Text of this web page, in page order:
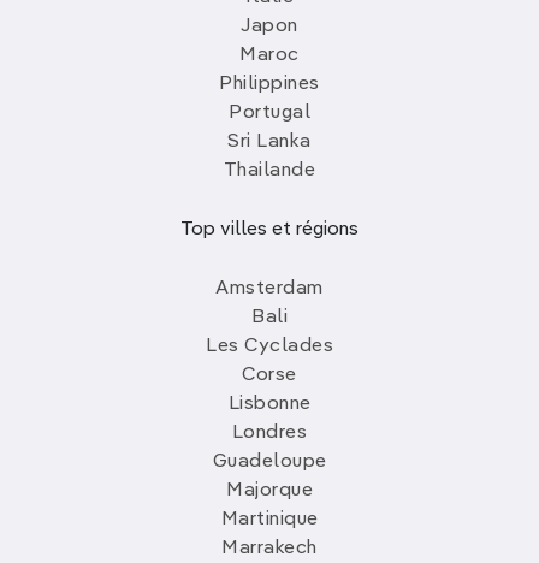
Japon
Maroc
Philippines
Portugal
Sri Lanka
Thailande
Top villes et régions
Amsterdam
Bali
Les Cyclades
Corse
Lisbonne
Londres
Guadeloupe
Majorque
Martinique
Marrakech